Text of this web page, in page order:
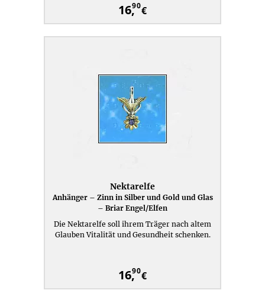
16,90€
Nektarelfe
Anhänger – Zinn in Silber und Gold und Glas
– Briar Engel/Elfen
Die Nektarelfe soll ihrem Träger nach altem
Glauben Vitalität und Gesundheit schenken.
16,90€